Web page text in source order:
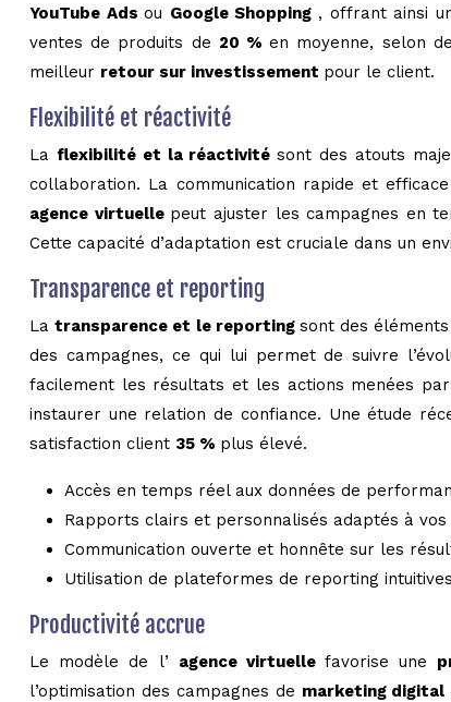
YouTube Adsou Google Shopping , offrant ainsi
ventes de produits de 20 %en moyenne, selon
meilleur retour sur investissement pour le client.
Flexibilité et réactivité
La flexibilité et la réactivitésont des atouts
collaboration. La communication rapide et
agence virtuelle peut ajuster les campagnes en
Cette capacité d’adaptation est cruciale dans un
Transparence et reporting
Latransparence et le reporting sont des
des campagnes, ce qui lui permet de suivre
facilement les résultats et les actions menées
instaurer une relation de confiance. Une étude
satisfaction client 35 % plus élevé.
Accès en temps réel aux données de
Rapports clairs et personnalisés adaptés à vos
Communication ouverte et honnête sur les
Utilisation de plateformes de reporting
Productivité accrue
Le modèle de l’ agence virtuellefavorise une
l’optimisation des campagnes de marketing digital